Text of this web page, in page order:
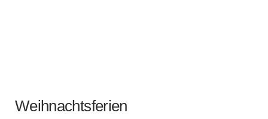
Weihnachtsferien